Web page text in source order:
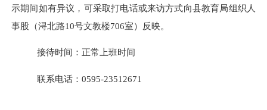
示期间如有异议，可采取打电话或来访方式向县教育局组织人
事股（浔北路10号文教楼706室）反映。
接待时间：正常上班时间
联系电话： 0595-23512671